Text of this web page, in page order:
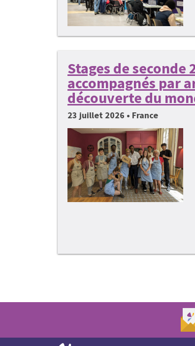
Stages de seconde
accompagnés par
découverte du
23 juillet 2026 • France